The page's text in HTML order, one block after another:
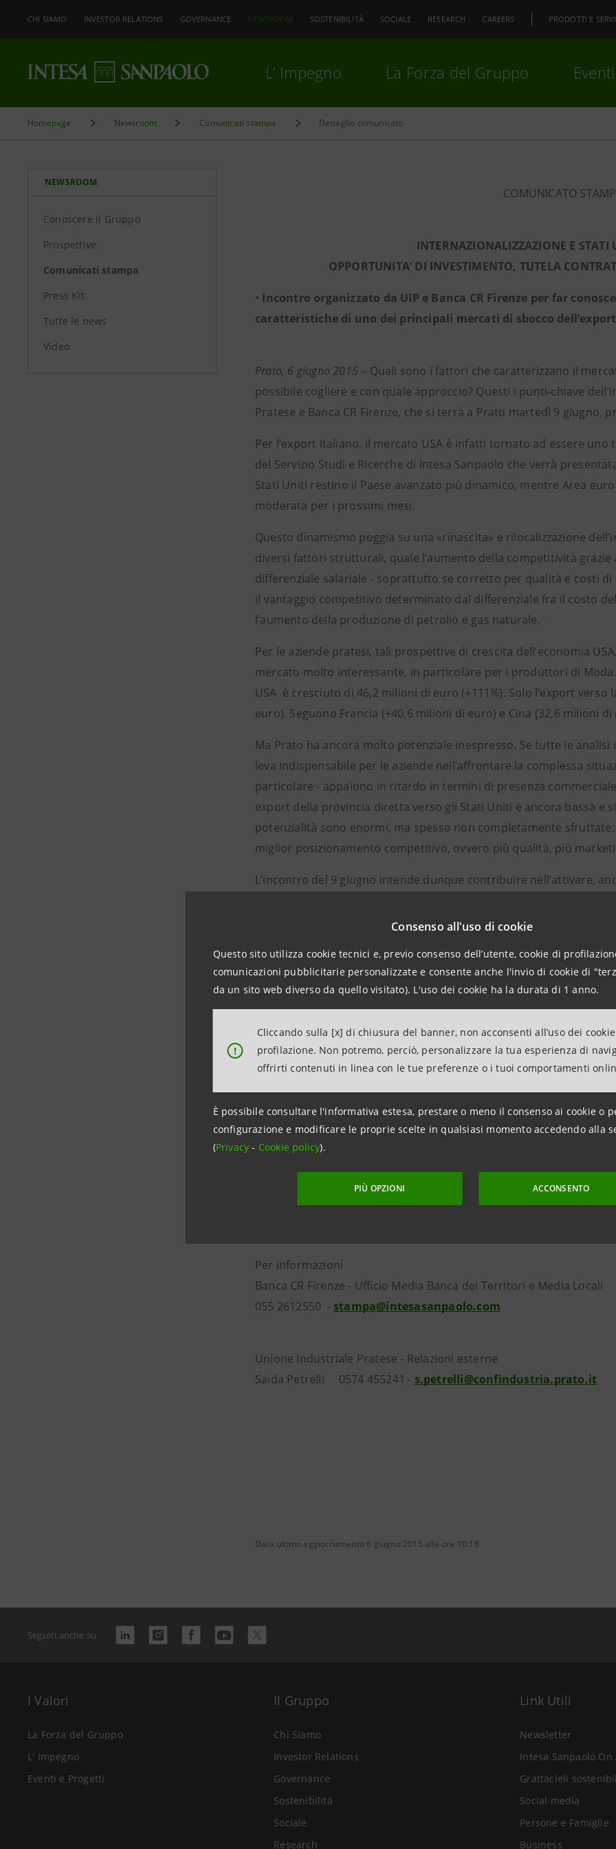
Consenso all'uso di cookie
Questo sito utilizza cookie tecnici e, previo consenso dell’utente, cookie di
comunicazioni pubblicitarie personalizzate e consente anche l'invio di cookie di
da un sito web diverso da quello visitato). L'uso dei cookie ha la durata di 1 anno.
!
Cliccando sulla [x] di chiusura del banner, non acconsenti all’uso dei
profilazione. Non potremo, perciò, personalizzare la tua esperienza di
offrirti contenuti in linea con le tue preferenze o i tuoi comportamenti
È possibile consultare l'informativa estesa, prestare o meno il consenso ai cookie o
configurazione e modificare le proprie scelte in qualsiasi momento accedendo alla
(Privacy- Cookie policy).
PIÙ OPZIONI ACCONSENTO
CHI SIAMO INVESTOR RELATIONS GOVERNANCE NEWSROOM SOSTENIBILITÀ SOCIALE RESEARCH CAREERS PRODOTTI E
L’ Impegno La Forza del Gruppo
Homepage Newsroom Comunicati stampa Dettaglio comunicato
NEWSROOM
Conoscere il Gruppo
Prospettive
Comunicati stampa
Press Kit
Tutte le news
Video
COMUNICATO
INTERNAZIONALIZZAZIONE E STATI
OPPORTUNITA’ DI INVESTIMENTO, TUTELA
• Incontro organizzato da UIP e Banca CR Firenze per far
caratteristiche di uno dei principali mercati di sbocco
Prato, 6 giugno 2015 – Quali sono i fattori che caratterizzano il
possibile cogliere e con quale approccio? Questi i punti-chiave
Pratese e Banca CR Firenze, che si terrà a Prato martedì 9 giugno,
Per l’export italiano, il mercato USA è infatti tornato ad essere
del Servizio Studi e Ricerche di Intesa Sanpaolo che verrà
Stati Uniti restino il Paese avanzato più dinamico, mentre Area
moderata per i prossimi mesi.
Questo dinamismo poggia su una «rinascita» e rilocalizzazione
diversi fattori strutturali, quale l’aumento della competitività
differenziale salariale - soprattutto se corretto per qualità e costi
il vantaggio competitivo determinato dal differenziale fra il costo
l’aumento della produzione di petrolio e gas naturale.
Per le aziende pratesi, tali prospettive di crescita dell’economia
mercato molto interessante, in particolare per i produttori di Moda.
USA è cresciuto di 46,2 milioni di euro (+111%). Solo l’export
euro). Seguono Francia (+40,6 milioni di euro) e Cina (32,6 milioni di
Ma Prato ha ancora molto potenziale inespresso. Se tutte le analisi
leva indispensabile per le aziende nell’affrontare la complessa
particolare - appaiono in ritardo in termini di presenza
export della provincia diretta verso gli Stati Uniti è ancora bassa e
potenzialità sono enormi, ma spesso non completamente
miglior posizionamento competitivo, ovvero più qualità, più
L’incontro del 9 giugno intende dunque contribuire nell’attivare,
confronto per favorire la conoscenza delle opportunità esistenti,
strumenti finanziari utili a chi lavora con il mercato statunitense.
Dopo l’introduzione di Francesco Marini, vicepresidente Unione
della direzione studi e ricerche di Intesa Sanpaolo, che illustrerà lo
statunitense più in dettaglio. Seguirà l’intervento di Abigail M.
opportunità di investimento negli USA ed i benefici del T-Tip
Daniele Ferretti, avvocato, illustrerà il tema della tutela
Americhe-Internazionalizzazione di Intesa Sanpaolo, analizzerà le
parte delle imprese e le tipologie di supporto di Banca CR Firenze
di Gastronomia Toscana presenterà il caso di successo della
Pierluigi Monceri, direttore generale Banca CR Firenze e direttore
Per informazioni
Banca CR Firenze - Ufficio Media Banca dei Territori e Media Locali
055 2612550 - stampa@intesasanpaolo.com
Unione Industriale Pratese - Relazioni esterne
Saida Petrelli 0574 455241 - s.petrelli@confindustria.prato.it
Data ultimo aggiornamento 6 giugno 2015 alle ore 10:18
Seguici anche su
I Valori
La Forza del Gruppo
L' Impegno
Eventi e Progetti
Il Gruppo
Chi Siamo
Investor Relations
Governance
Sostenibilità
Sociale
Research
Link Utili
Newsletter
Intesa Sanpaolo On
Grattacieli
Social media
Persone e Famiglie
Business